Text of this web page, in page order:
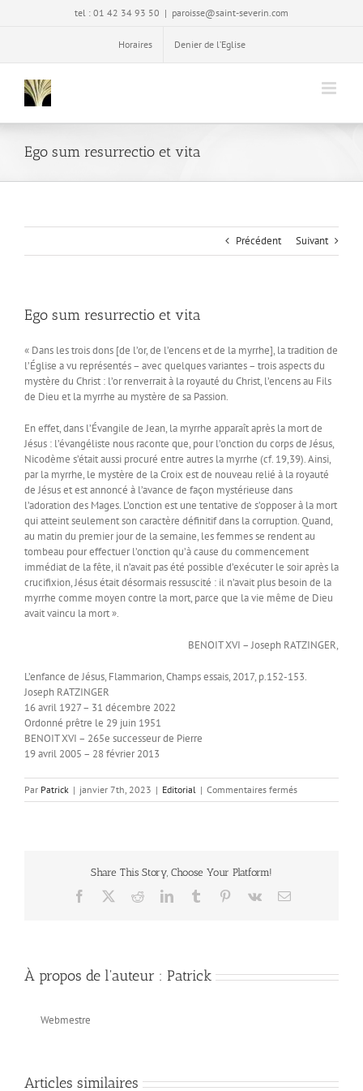
tel : 01 42 34 93 50 | paroisse@saint-severin.com
Horaires Denier de l’Eglise
Ego sum resurrectio et vita
Précédent Suivant
Ego sum resurrectio et vita
« Dans les trois dons [de l’or, de l’encens et de la myrrhe], la tradition de
l’Église a vu représentés – avec quelques variantes – trois aspects du
mystère du Christ : l’or renverrait à la royauté du Christ, l’encens au Fils
de Dieu et la myrrhe au mystère de sa Passion.
En effet, dans l’Évangile de Jean, la myrrhe apparaît après la mort de
Jésus : l’évangéliste nous raconte que, pour l’onction du corps de Jésus,
Nicodème s’était aussi procuré entre autres la myrrhe (cf. 19,39). Ainsi,
par la myrrhe, le mystère de la Croix est de nouveau relié à la royauté
de Jésus et est annoncé à l’avance de façon mystérieuse dans
l’adoration des Mages. L’onction est une tentative de s’opposer à la mort
qui atteint seulement son caractère définitif dans la corruption. Quand,
au matin du premier jour de la semaine, les femmes se rendent au
tombeau pour effectuer l’onction qu’à cause du commencement
immédiat de la fête, il n’avait pas été possible d’exécuter le soir après la
crucifixion, Jésus était désormais ressuscité : il n’avait plus besoin de la
myrrhe comme moyen contre la mort, parce que la vie même de Dieu
avait vaincu la mort ».
BENOIT XVI – Joseph RATZINGER,
L’enfance de Jésus, Flammarion, Champs essais, 2017, p.152-153.
Joseph RATZINGER
16 avril 1927 – 31 décembre 2022
Ordonné prêtre le 29 juin 1951
BENOIT XVI – 265e successeur de Pierre
19 avril 2005 – 28 février 2013
Par Patrick | janvier 7th, 2023 | Editorial | Commentaires ferméssur
Ego
Share This Story, Choose Your Platform!
Facebook RedditLinkedInTumblr Pinterest
Vk Email
À propos de l'auteur : Patrick
Webmestre
Articles similaires